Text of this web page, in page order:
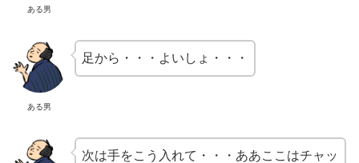
ある男
ある男
足から・・・よいしょ・・・
次は手をこう入れて・・・ああここはチャッ